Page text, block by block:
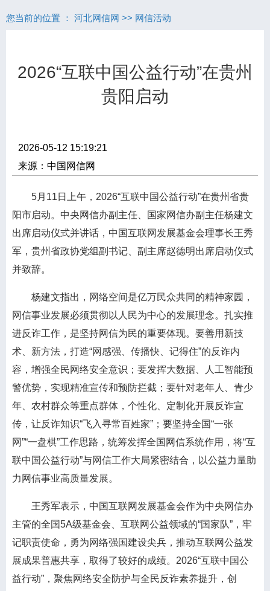
您当前的位置 ： 河北网信网 >> 网信活动
2026“互联中国公益行动”在贵州
贵阳启动
2026-05-12 15:19:21
来源：中国网信网
5月11日上午，2026“互联中国公益行动”在贵州省贵
阳市启动。中央网信办副主任、国家网信办副主任杨建文
出席启动仪式并讲话，中国互联网发展基金会理事长王秀
军，贵州省政协党组副书记、副主席赵德明出席启动仪式
并致辞。
杨建文指出，网络空间是亿万民众共同的精神家园，
网信事业发展必须贯彻以人民为中心的发展理念。扎实推
进反诈工作，是坚持网信为民的重要体现。要善用新技
术、新方法，打造“网感强、传播快、记得住”的反诈内
容，增强全民网络安全意识；要发挥大数据、人工智能预
警优势，实现精准宣传和预防拦截；要针对老年人、青少
年、农村群众等重点群体，个性化、定制化开展反诈宣
传，让反诈知识“飞入寻常百姓家”；要坚持全国“一张
网”“一盘棋”工作思路，统筹发挥全国网信系统作用，将“互
联中国公益行动”与网信工作大局紧密结合，以公益力量助
力网信事业高质量发展。
王秀军表示，中国互联网发展基金会作为中央网信办
主管的全国5A级基金会、互联网公益领域的“国家队”，牢
记职责使命，勇为网络强国建设尖兵，推动互联网公益发
展成果普惠共享，取得了较好的成绩。2026“互联中国公
益行动”，聚焦网络安全防护与全民反诈素养提升，创